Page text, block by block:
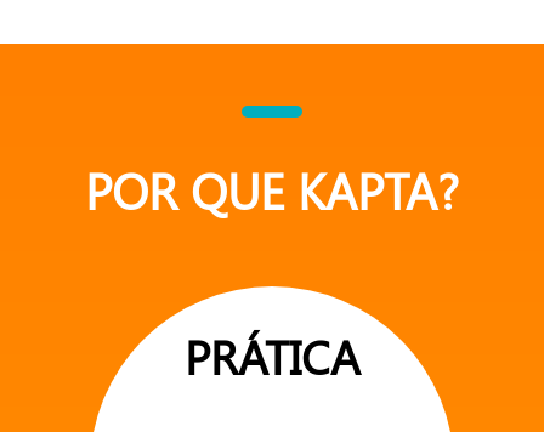
POR QUE KAPTA?
PRÁTICA